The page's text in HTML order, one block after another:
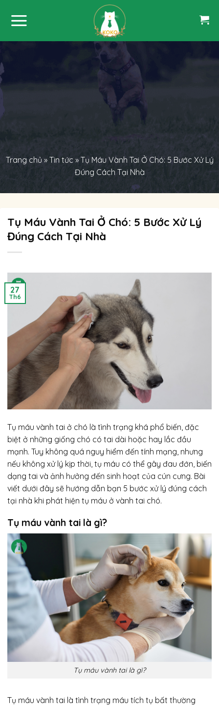
Trang chủ » Tin tức »Tụ Máu Vành Tai Ở Chó: 5 Bước Xử Lý
Đúng Cách Tại Nhà
Tụ Máu Vành Tai Ở Chó: 5 Bước Xử Lý
Đúng Cách Tại Nhà
27
Th6
Tụ máu vành tai ở chó là tình trạng khá phổ biến, đặc
biệt ở những giống chó có tai dài hoặc hay lắc đầu
mạnh. Tuy không quá nguy hiểm đến tính mạng, nhưng
nếu không xử lý kịp thời, tụ máu có thể gây đau đớn, biến
dạng tai và ảnh hưởng đến sinh hoạt của cún cưng. Bài
viết dưới đây sẽ hướng dẫn bạn 5 bước xử lý đúng cách
tại nhà khi phát hiện tụ máu ở vành tai chó.
Tụ máu vành tai là gì?
Tụ máu vành tai là gì?
Tụ máu vành tai là tình trạng máu tích tụ bất thường